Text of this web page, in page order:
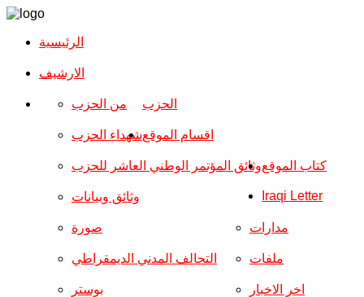
الرئيسية
الارشیف
الحزب من الحزب
شهداء الحزب
وثائق المؤتمر الوطني العاشر للحزب
وثائق وبيانات
اقسام الموقع
صورة
التحالف المدني الديمقراطي
بوستر
مدارات
ملفات
اخر الاخبار
كتاب الموقع
Iraqi Letter